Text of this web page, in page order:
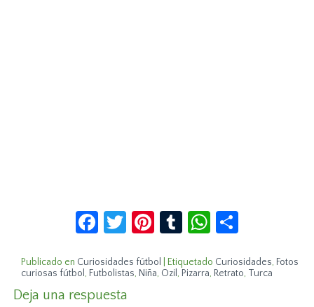
Facebook
Twitter
Pinterest
TumblrWhatsApp
Publicado en Curiosidades fútbol Etiquetado Curiosidades, Fotos
curiosas fútbol , Futbolistas, Niña, Ozil , Pizarra, Retrato, Turca
Deja una respuesta